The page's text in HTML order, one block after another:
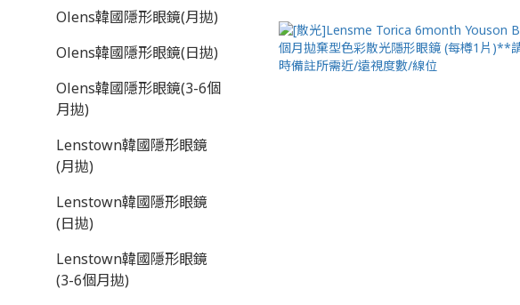
Olens韓國隱形眼鏡(月拋)
Olens韓國隱形眼鏡(日拋)
Olens韓國隱形眼鏡(3-6個
月拋)
Lenstown韓國隱形眼鏡
(月拋)
Lenstown韓國隱形眼鏡
(日拋)
Lenstown韓國隱形眼鏡
(3-6個月拋)